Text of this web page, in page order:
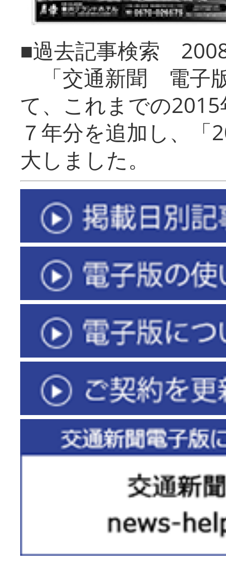
■過去記事検索
「交通新聞 電子
て、これまでの
７年分を追加し、「
大しまし